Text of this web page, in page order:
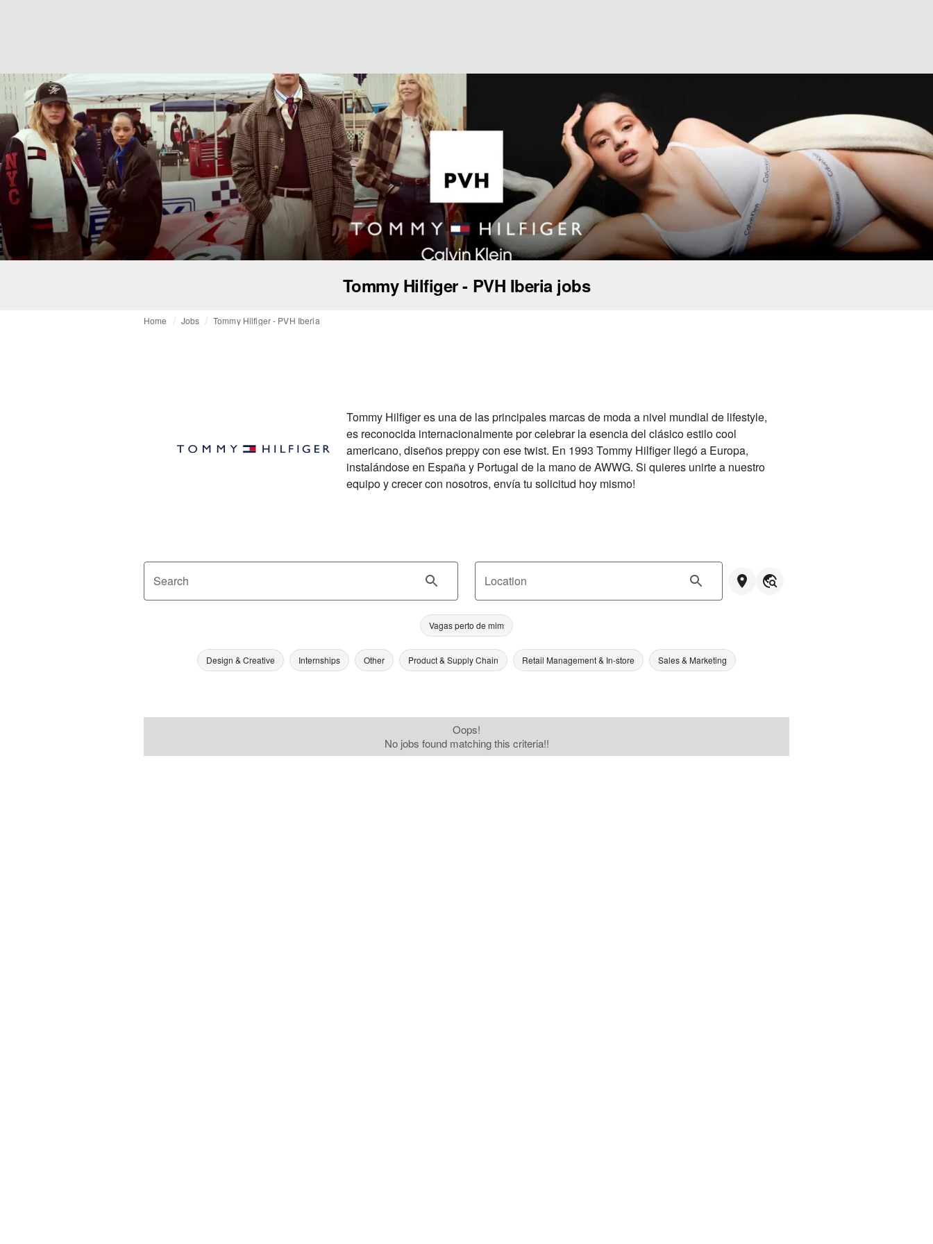
Tommy Hilfiger - PVH Iberia jobs
Home Jobs Tommy Hilfiger - PVH Iberia
Tommy Hilfiger es una de las principales marcas de moda a nivel mundial de lifestyle,
es reconocida internacionalmente por celebrar la esencia del clásico estilo cool
americano, diseños preppy con ese twist. En 1993 Tommy Hilfiger llegó a Europa,
instalándose en España y Portugal de la mano de AWWG. Si quieres unirte a nuestro
equipo y crecer con nosotros, envía tu solicitud hoy mismo!
Search Location
Vagas perto de mim
Design & Creative Internships Other Product & Supply Chain Retail Management & In-store Sales & Marketing
Oops!
No jobs found matching this criteria!!